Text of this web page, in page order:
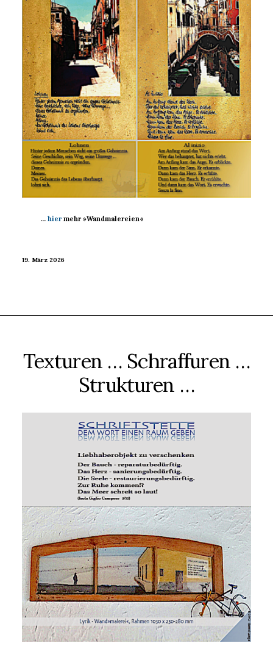
…hier mehr »Wandmalereien«
19. März 2026
Texturen … Schraffuren …
Strukturen …